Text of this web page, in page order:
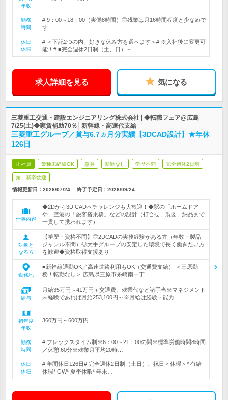
年収
勤務
時間
# 9：00～18：00（実働8時間）◎残業は月16時間程度と少なめで
す
休日
休暇
# ＜下記2つの内、好きな休み方を選べます＞# ※入社後に変更可
能！# ■完全週休2日制（土、日）＋…
求人詳細を見る 気になる
三菱重工交通・建設エンジニアリング株式会社 | ◆転職フェア@広島
7/25(土)◆家賃補助70％│新幹線・高速代支給
三菱重工グループ／賞与6.7ヵ月分実績【3DCAD設計】★年休
126日
正社員 業種未経験OK 急募 転勤なし 学歴不問 完全週休2日制
第二新卒歓迎
情報更新日：2026/07/24 終了予定日： 2026/09/24
仕事内容
◆2Dから3D CADへチャレンジも大歓迎！◆駅の「ホームドア」
や、空港の「旅客搭乗橋」などの設計（打合せ、製図、納品まで
一貫して携われます）
対象と
なる方
【学歴・資格不問】◎2DCADの実務経験がある方（年数・製品
ジャンル不問）◎大手グループの安定した環境で長く働きたい方
を歓迎◆資格取得支援あり
勤務地
■新幹線通勤OK／高速道路利用もOK（交通費支給） ＜三原勤
務！転勤なし＞ 広島県三原市糸崎南一丁…
給与
月給35万円～41万円＋交通費、残業代など諸手当※マネジメント
未経験であれば月給253,100円～※月給は経験・能力…
初年度
年収
360万円～600万円
勤務
時間
# フレックスタイム制※6：00～21：00の間※標準労働時間8時間
／休憩:60分※残業月平均20時…
休日
休暇
# 年間休日126日# 完全週休2日制（土日）、祝日＜休暇＞* 有給
休暇* GW* 夏季休暇* 年末…